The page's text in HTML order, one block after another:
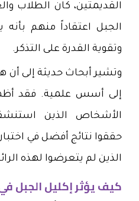
القديمتين، كان الطلاب
الجبل اعتقاداً منهم بأنه
وتقوية القدرة على التذكر.
وتشير أبحاث حديثة إلى
إلى أسس علمية. فقد
الأشخاص الذين
حققوا نتائج أفضل في
الذين لم يتعرضوا لهذه
كيف يؤثر إكليل الجبل